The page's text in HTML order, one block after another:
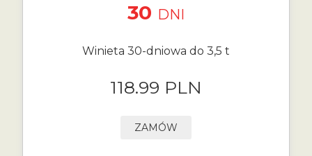
30 DNI
Winieta 30-dniowa do 3,5 t
118.99 PLN
ZAMÓW